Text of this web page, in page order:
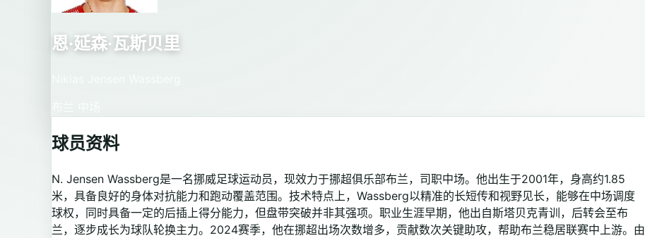
恩·延森·瓦斯贝里
球员资料
N. Jensen Wassberg是一名挪威足球运动员，现效力于挪超俱乐部布兰，司职中场。他出生于2001年，身高约1.85
米，具备良好的身体对抗能力和跑动覆盖范围。技术特点上，Wassberg以精准的长短传和视野见长，能够在中场调度
球权，同时具备一定的后插上得分能力，但盘带突破并非其强项。职业生涯早期，他出自斯塔贝克青训，后转会至布
兰，逐步成长为球队轮换主力。2024赛季，他在挪超出场次数增多，贡献数次关键助攻，帮助布兰稳居联赛中上游。由